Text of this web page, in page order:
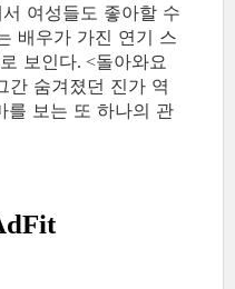
여성들도 좋아할 수
배우가 가진 연기 스
보인다. <돌아와요
간 숨겨졌던 진가 역
를 보는 또 하나의 관